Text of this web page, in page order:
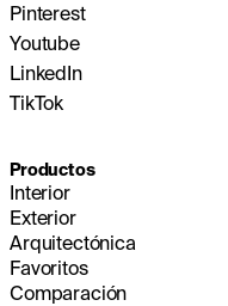
Pinterest
Youtube
LinkedIn
TikTok
Productos
Interior
Exterior
Arquitectónica
Favoritos
Comparación